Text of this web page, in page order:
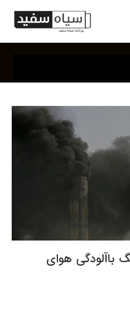
باآلودگی هوای